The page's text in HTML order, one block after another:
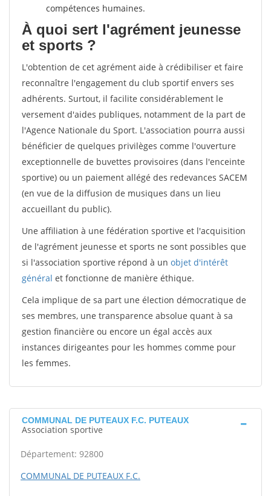
compétences humaines.
À quoi sert l'agrément jeunesse
et sports ?
L'obtention de cet agrément aide à crédibiliser et faire
reconnaître l'engagement du club sportif envers ses
adhérents. Surtout, il facilite considérablement le
versement d'aides publiques, notamment de la part de
l'Agence Nationale du Sport. L'association pourra aussi
bénéficier de quelques privilèges comme l'ouverture
exceptionnelle de buvettes provisoires (dans l'enceinte
sportive) ou un paiement allégé des redevances SACEM
(en vue de la diffusion de musiques dans un lieu
accueillant du public).
Une affiliation à une fédération sportive et l'acquisition
de l'agrément jeunesse et sports ne sont possibles que
si l'association sportive répond à un objet d'intérêt
général et fonctionne de manière éthique.
Cela implique de sa part une élection démocratique de
ses membres, une transparence absolue quant à sa
gestion financière ou encore un égal accès aux
instances dirigeantes pour les hommes comme pour
les femmes.
COMMUNAL DE PUTEAUX F.C. PUTEAUX
Association sportive
Département: 92800
COMMUNAL DE PUTEAUX F.C.